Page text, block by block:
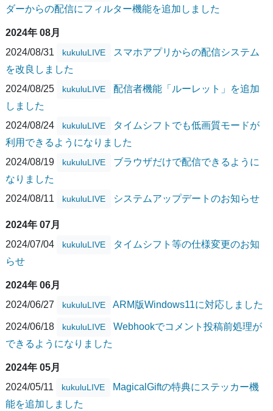
ダーからの配信にフィルター機能を追加しました
2024年 08月
2024/08/31
kukuluLIVE
スマホアプリからの配信システム
を改良しました
2024/08/25
kukuluLIVE
配信者機能「ルーレット」を追加
しました
2024/08/24
kukuluLIVE
タイムシフトでも低画質モードが
利用できるようになりました
2024/08/19
kukuluLIVE
ブラウザだけで配信できるように
なりました
2024/08/11
kukuluLIVE システムアップデートのお知らせ
2024年 07月
2024/07/04
kukuluLIVE
タイムシフト等の仕様変更のお知
らせ
2024年 06月
2024/06/27
kukuluLIVE ARM版Windows11に対応しました
2024/06/18 kukuluLIVE
Webhookでコメント投稿前処理が
できるようになりました
2024年 05月
2024/05/11
kukuluLIVE
MagicalGiftの特典にステッカー機
能を追加しました